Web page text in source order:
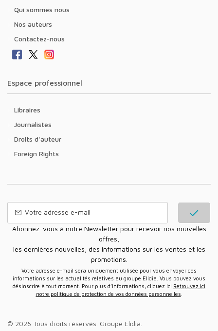
Qui sommes nous
Nos auteurs
Contactez-nous
Espace professionnel
Libraires
Journalistes
Droits d'auteur
Foreign Rights
Abonnez-vous à notre Newsletter pour recevoir nos nouvelles
offres,
les dernières nouvelles, des informations sur les ventes et les
promotions.
Votre adresse e-mail sera uniquement utilisée pour vous envoyer des
informations sur les actualités relatives au groupe Elidia. Vous pouvez vous
désinscrire à tout moment. Pour plus d’informations, cliquez ici Retrouvez ici
notre politique de protection de vos données personnelles
© 2026 Tous droits réservés. Groupe Elidia